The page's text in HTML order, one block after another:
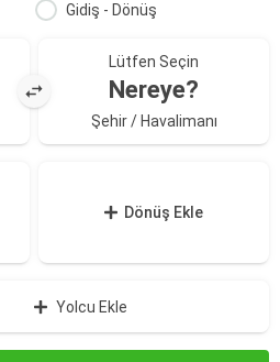
Gidiş - Dönüş
Lütfen Seçin
Nereye?
Şehir / Havalimanı
Dönüş Ekle
Yolcu Ekle